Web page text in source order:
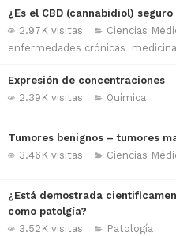
¿Es el CBD (cannabidiol)
2.97K visitas
Ciencias
enfermedades crónicas
medicina
Expresión de concentraciones
2.39K visitas
Química
Tumores benignos – tumores
3.46K visitas
Ciencias
¿Está demostrada
como patolgía?
3.52K visitas
Patología